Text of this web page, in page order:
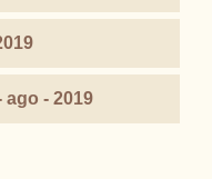
ago - 2019